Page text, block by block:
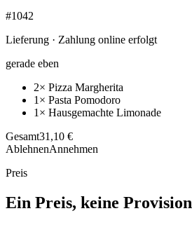
#1042
Lieferung · Zahlung online erfolgt
gerade eben
2× Pizza Margherita
1× Pasta Pomodoro
1× Hausgemachte Limonade
Gesamt31,10 €
AblehnenAnnehmen
Preis
Ein Preis, keine Provision